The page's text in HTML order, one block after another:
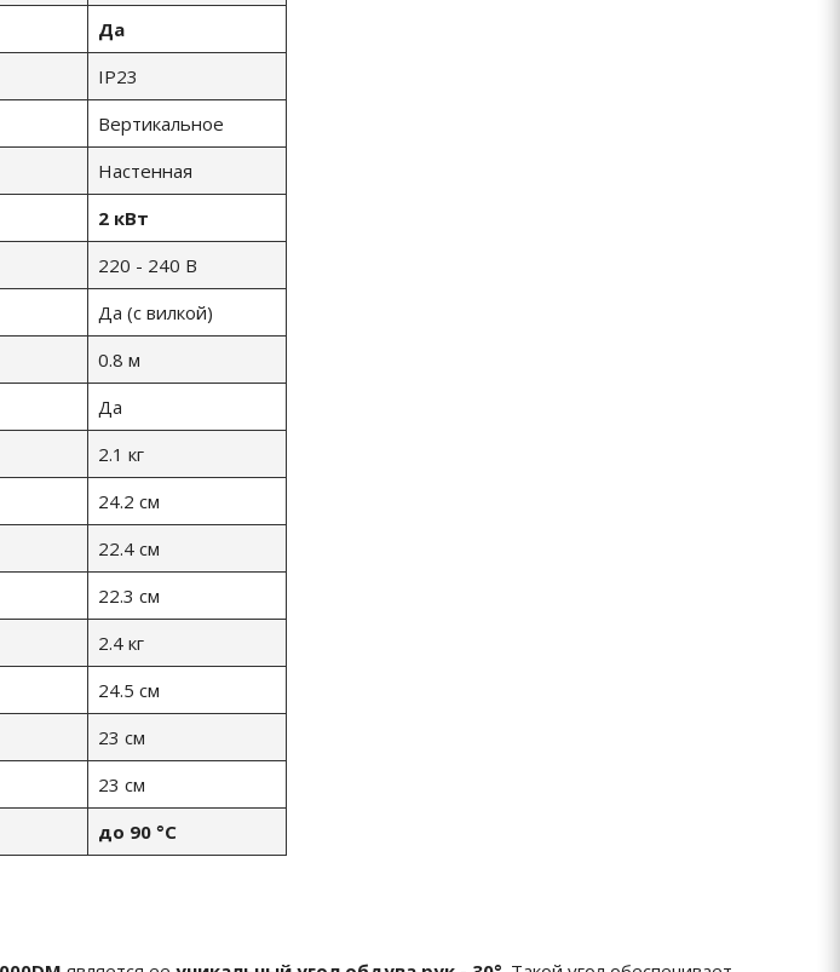
Да
IP23
Вертикальное
Настенная
2 кВт
220 - 240 В
Да (с вилкой)
0.8 м
Да
2.1 кг
24.2 см
22.4 см
22.3 см
2.4 кг
24.5 см
23 см
23 см
до 90 °С